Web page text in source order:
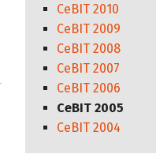
CeBIT 2010
CeBIT 2009
CeBIT 2008
CeBIT 2007
CeBIT 2006
CeBIT 2005
CeBIT 2004